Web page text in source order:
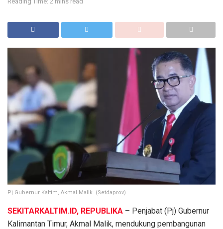
Pj Gubernur Kaltim, Akmal Malik. (Setdaprov)
SEKITARKALTIM.ID, REPUBLIKA – Penjabat (Pj) Gubernur
Kalimantan Timur, Akmal Malik, mendukung pembangunan